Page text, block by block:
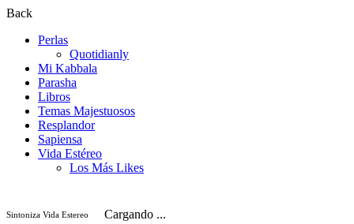
Back
Perlas
Quotidianly
Mi Kabbala
Parasha
Libros
Temas Majestuosos
Resplandor
Sapiensa
Vida Estéreo
Los Más Likes
Sintoniza Vida Estereo Cargando ...